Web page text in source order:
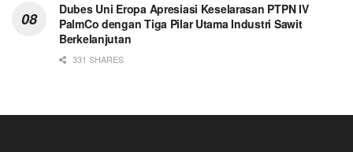
Dubes Uni Eropa Apresiasi Keselarasan PTPN IV
PalmCo dengan Tiga Pilar Utama Industri Sawit
Berkelanjutan
331 SHARES